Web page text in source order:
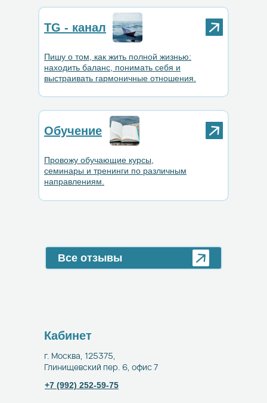
выходить с вопросами, с камерой, и
тем более на демонстрацию. Но я
думаю, всё впереди)))
Большое спасибо, творческих
Пишу о том, как жить полной жизнью:
находить баланс, понимать себя и
выстраивать гармоничные отношения.
TG - канал
Провожу обучающие курсы,
семинары и тренинги по различным
направлениям.
Обучение
Все отзывы
г. Москва, 125375,
Глинищевский пер. 6, офис 7
Кабинет
+7 (992) 252-59-75